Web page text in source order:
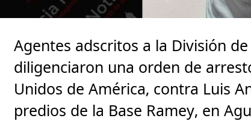
Agentes adscritos a la División
diligenciaron una orden de
Unidos de América, contra Luis
predios de la Base Ramey, en